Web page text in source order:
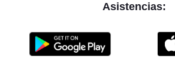
Asistencias: